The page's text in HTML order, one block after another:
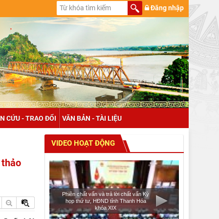
Đăng nhập
CỨU - TRAO ĐỔI VĂN BẢN - TÀI LIỆU
VIDEO HOẠT ĐỘNG
Phiên chất vấn và trả lời chất vấn Kỳ
họp thứ tư, HĐND tỉnh Thanh Hóa
khóa XIX